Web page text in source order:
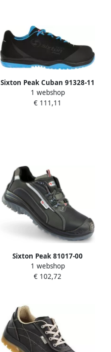
Sixton Peak Cuban 91328-11
S3 | Zwart Blauw |
00.091.155.36
1 webshop
€ 111,11
Sixton Peak 81017-00
Andalo LG S3 00 Zwart
11.091.009.40
1 webshop
€ 102,72